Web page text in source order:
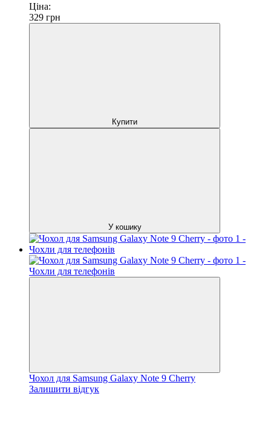
Ціна:
329 грн
Купити
У кошику
Чохол для Samsung Galaxy Note 9 Cherry
Залишити відгук